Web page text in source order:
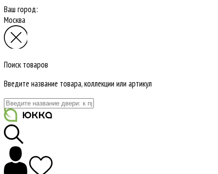
Ваш город:
Москва
Поиск товаров
Введите название товара, коллекции или артикул